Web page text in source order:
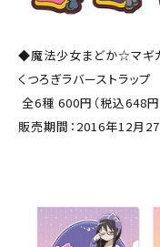
◆魔法少女まどか☆マギ
くつろぎラバーストラップ
全6種 600円（税込648円
販売期間：2016年12月